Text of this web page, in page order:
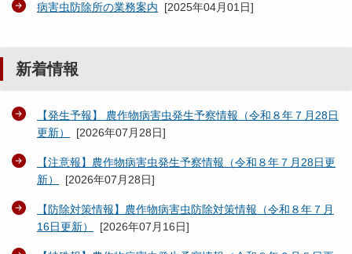
病害虫防除所の業務案内 [2025年04月01日]
新着情報
【発生予報】 農作物病害虫発生予察情報（令和８年７月28日
更新）
[2026年07月28日]
【注意報】農作物病害虫発生予察情報（令和８年７月28日更
新）
[2026年07月28日]
【防除対策情報】農作物病害虫防除対策情報（令和８年７月
16日更新）
[2026年07月16日]